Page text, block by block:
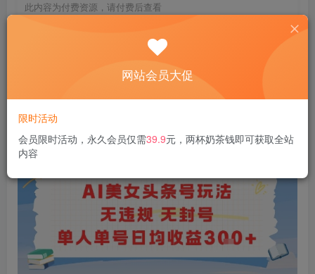
此内容为付费资源，请付费后查看
￥4
AI美女头条号玩法无违规无封号单人单号日均收益3张
网站会员大促
限时活动
会员限时活动，永久会员仅需39.9元，两杯奶茶钱即可获取全站
内容